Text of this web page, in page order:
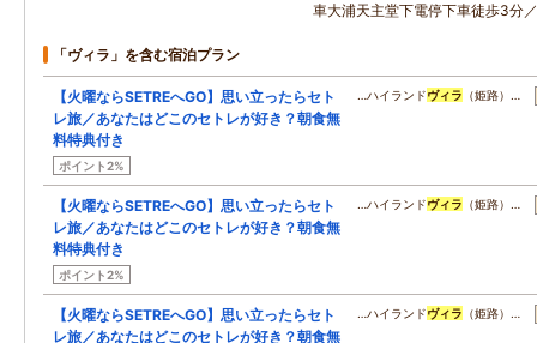
車大浦天主堂下電停下車徒歩3分
「ヴィラ」を含む宿泊プラン
【火曜ならSETREへGO】思い立ったらセト
レ旅／あなたはどこのセトレが好き？朝食無
料特典付き
ポイント2%
…ハイランドヴィラ （姫路）…
【火曜ならSETREへGO】思い立ったらセト
レ旅／あなたはどこのセトレが好き？朝食無
料特典付き
ポイント2%
…ハイランドヴィラ （姫路）…
【火曜ならSETREへGO】思い立ったらセト
レ旅／あなたはどこのセトレが好き？朝食無
…ハイランドヴィラ （姫路）…